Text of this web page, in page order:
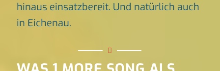
hinaus einsatzbereit. Und natürlich auch
in Eichenau.